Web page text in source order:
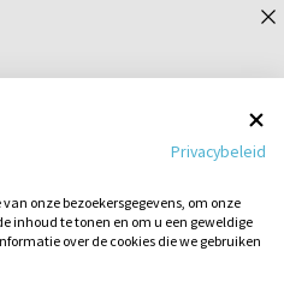
Privacybeleid
onze bezoekersgegevens, om onze
inhoud te tonen en om u een geweldige
over de cookies die we gebruiken